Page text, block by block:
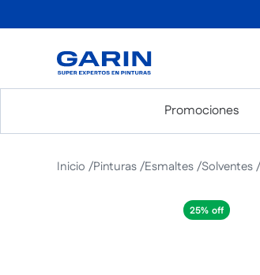
Promociones
Pinturas Esmaltes Solventes
25%